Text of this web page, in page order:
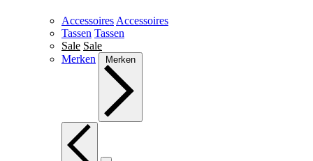
Accessoires Accessoires
Tassen Tassen
Sale Sale
Merken
Merken